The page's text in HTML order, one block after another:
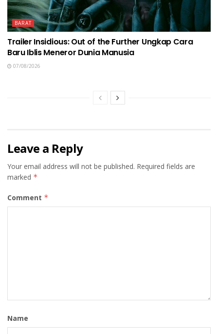
BARAT
Trailer Insidious: Out of the Further Ungkap Cara
Baru Iblis Meneror Dunia Manusia
07/08/2026
Leave a Reply
Your email address will not be published. Required fields are
marked *
Comment *
Name